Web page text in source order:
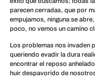
parecen cerradas, que por
empujamos, ninguna se
poco, no vemos un camino
Los problemas nos invaden
queriendo evadir la dura
encontrar el reposo
huir despavorido de